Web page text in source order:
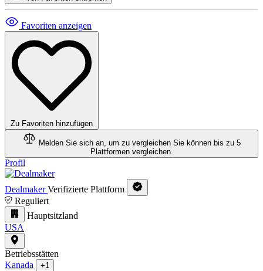
Favoriten anzeigen
Zu Favoriten hinzufügen
Melden Sie sich an, um zu vergleichen Sie können bis zu 5
Plattformen vergleichen.
Profil
Dealmaker Verifizierte Plattform
Reguliert
Hauptsitzland
USA
Betriebsstätten
Kanada
+1